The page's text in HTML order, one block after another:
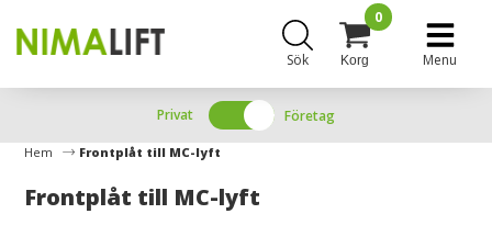
Sök Korg
0
Menu
Privat Företag
Hem Frontplåt till MC-lyft
Frontplåt till MC-lyft